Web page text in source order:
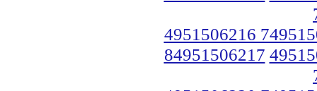
4951506216
84951506217